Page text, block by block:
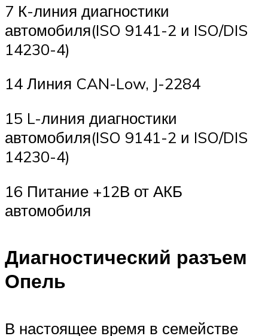
7 К-линия диагностики
автомобиля(ISO 9141-2 и ISO/DIS
14230-4)
14 Линия CAN-Low, J-2284
15 L-линия диагностики
автомобиля(ISO 9141-2 и ISO/DIS
14230-4)
16 Питание +12В от АКБ
автомобиля
Диагностический разъем
Опель
В настоящее время в семействе